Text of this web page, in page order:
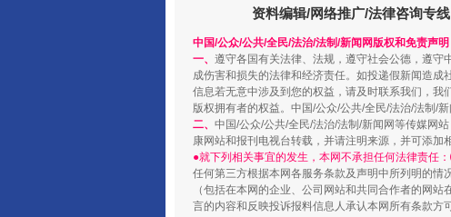
“蜀中异人”王建安的艺术幻境
资料编辑/网络推广/法律咨询专线
中国/公众/公共/全民/法治/法制/新闻网版权和免责声明
一、 遵守各国有关法律、法规，遵守社会公德，遵守
成伤害和损失的法律和经济责任。如投递假新闻造
信息若无意中涉及到您的权益，请及时联系我们，
版权拥有者的权益。中国/公众/公共/全民/法治/法制/
二、 中国/公众/公共/全民/法治/法制/新闻网等传媒网
康网站和报刊电视台转载，并请注明来源，并可添加
●就下列相关事宜的发生，本网不承担任何法律责任
任何第三方根据本网各服务条款及声明中所列明的情
（包括在本网的企业、公司网站和共同合作者的网站
言的内容和反映投诉报料信息人承认本网所有条款